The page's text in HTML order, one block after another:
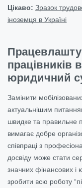
Цікаво: Зразок
іноземця в Україні
працівників
юридичний
Замінити
актуальнішим
швидке та правильне
вимагає добре
співпраці з
досвіду може стати
значних фінансових і
зробити всю роботу